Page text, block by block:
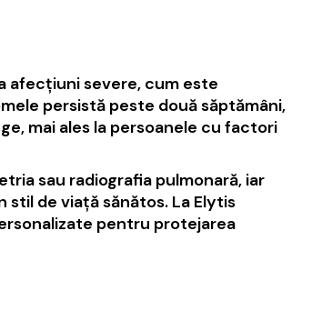
afecțiuni severe, cum este
persistă peste două săptămâni,
mai ales la persoanele cu factori
sau radiografia pulmonară, iar
de viață sănătos. La Elytis
pentru protejarea